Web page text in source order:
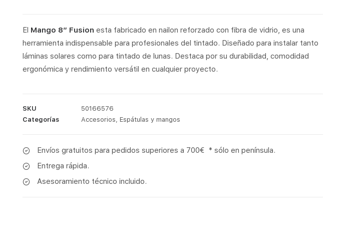
El Mango 8″ Fusion esta fabricado en nailon reforzado con fibra de vidrio, es una
herramienta indispensable para profesionales del tintado. Diseñado para instalar tanto
láminas solares como para tintado de lunas. Destaca por su durabilidad, comodidad
ergonómica y rendimiento versátil en cualquier proyecto.
SKU
50166576
Categorías
Accesorios, Espátulas y mangos
Envíos gratuitos para pedidos superiores a 700€ * sólo en península.
Entrega rápida.
Asesoramiento técnico incluido.